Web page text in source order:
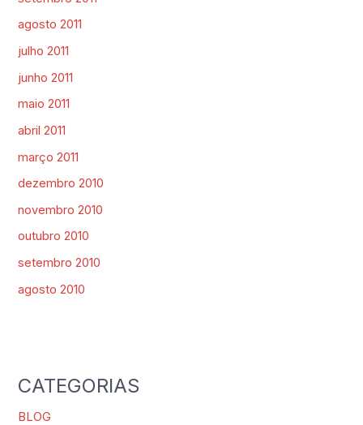
agosto 2011
julho 2011
junho 2011
maio 2011
abril 2011
março 2011
dezembro 2010
novembro 2010
outubro 2010
setembro 2010
agosto 2010
CATEGORIAS
BLOG